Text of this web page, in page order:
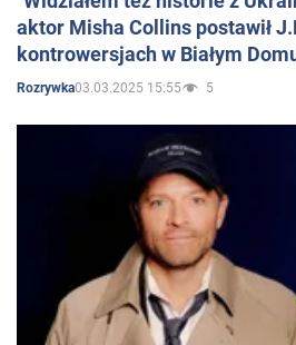
aktor Misha Collins postawił
kontrowersjach w Białym
Rozrywka03.03.2025 15:55 5